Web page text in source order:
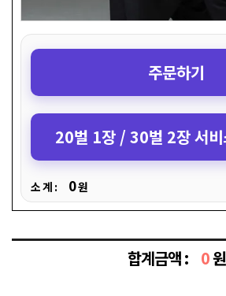
주문하기
20벌 1장 / 30벌 2장 서비
소 계 : 0원
합계금액 : 0원